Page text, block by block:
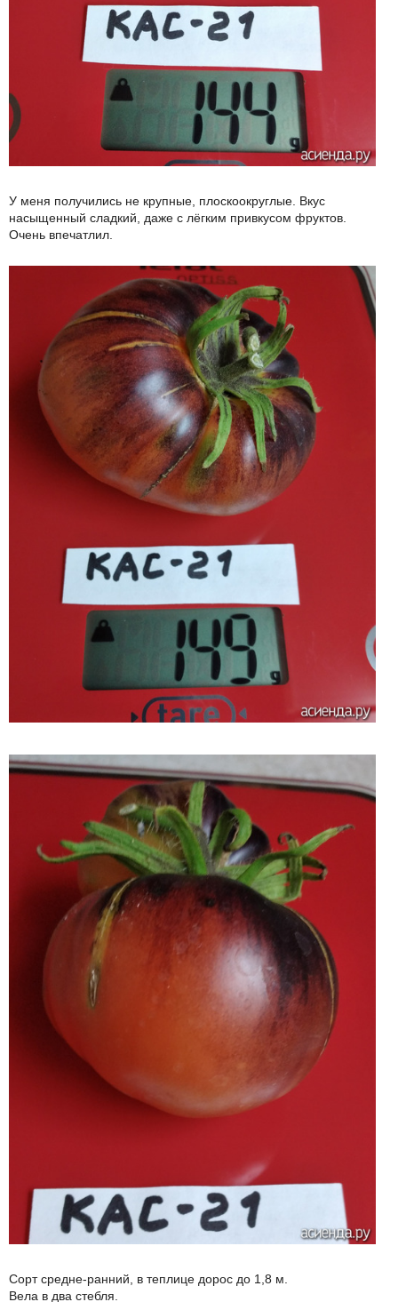
У меня получились не крупные, плоскоокруглые. Вкус
насыщенный сладкий, даже с лёгким привкусом фруктов.
Очень впечатлил.
Сорт средне-ранний, в теплице дорос до 1,8 м.
Вела в два стебля.